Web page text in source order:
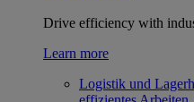
Drive efficiency with
Learn more
Logistik und